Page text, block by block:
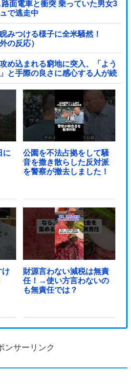
路面電車と衝突 乗っていた男女3
で逃走中
みつける様子に全米騒然！
の反応）
め込まれる窮地に突入、「よう
と手際の良さに感心する人が続
に
公園を不法占拠をして騒
音を撒き散らした反対派
を警察が撤去しました！
け
財源言わない減税は無責
任！→使い方言わないの
も無責任では？
ンサーリンク